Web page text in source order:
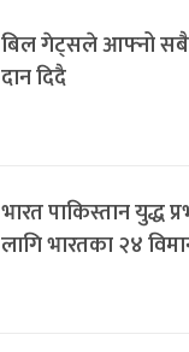
बिल गेट्सले आफ्नो सबै
दान दिदै
भारत पाकिस्तान युद्ध
लागि भारतका २४